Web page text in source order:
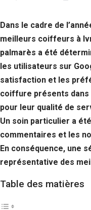
Dans le cadre de
meilleurs coiffeurs à
palmarès a été
les utilisateurs sur
satisfaction et les
coiffure présents
pour leur qualité de
Un soin particulier a
commentaires et les
En conséquence, une
représentative des
Table des matières
Experience
Afin que notre
site Web
aussi bien que
possible lors
de votre visite.
Si vous
refusez ces
cookies,
fonctionnalités
disparaîtront